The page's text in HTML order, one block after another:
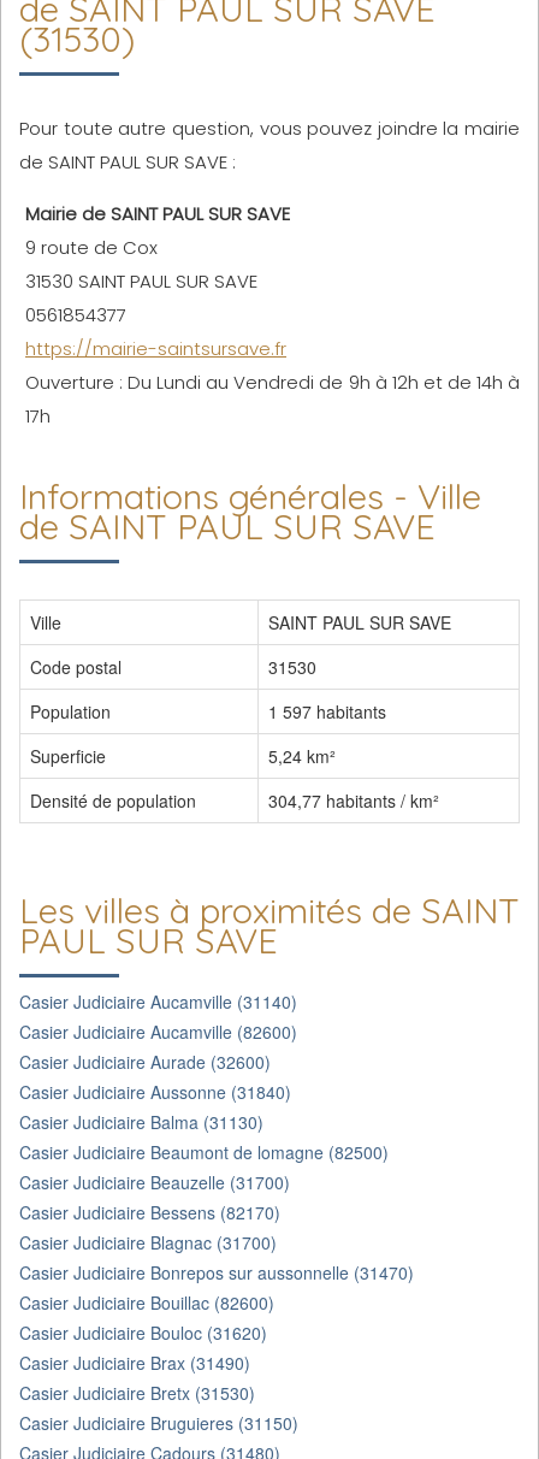
(31530)
Pour toute autre question, vous pouvez joindre la mairie
de SAINT PAUL SUR SAVE :
Mairie de SAINT PAUL SUR SAVE
9 route de Cox
31530 SAINT PAUL SUR SAVE
0561854377
https://mairie-saintsursave.fr
Ouverture : Du Lundi au Vendredi de 9h à 12h et de 14h à
17h
Informations générales - Ville
de SAINT PAUL SUR SAVE
Ville
SAINT PAUL SUR SAVE
Code postal
31530
Population
1 597 habitants
Superficie
5,24 km²
Densité de population
304,77 habitants / km²
Les villes à proximités de SAINT
PAUL SUR SAVE
Casier Judiciaire Aucamville (31140)
Casier Judiciaire Aucamville (82600)
Casier Judiciaire Aurade (32600)
Casier Judiciaire Aussonne (31840)
Casier Judiciaire Balma (31130)
Casier Judiciaire Beaumont de lomagne (82500)
Casier Judiciaire Beauzelle (31700)
Casier Judiciaire Bessens (82170)
Casier Judiciaire Blagnac (31700)
Casier Judiciaire Bonrepos sur aussonnelle (31470)
Casier Judiciaire Bouillac (82600)
Casier Judiciaire Bouloc (31620)
Casier Judiciaire Brax (31490)
Casier Judiciaire Bretx (31530)
Casier Judiciaire Bruguieres (31150)
Casier Judiciaire Cadours (31480)